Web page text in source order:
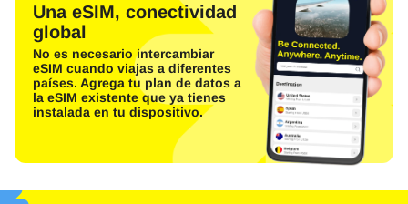
Una eSIM, conectividad
global
No es necesario intercambiar
eSIM cuando viajas a diferentes
países. Agrega tu plan de datos a
la eSIM existente que ya tienes
instalada en tu dispositivo.